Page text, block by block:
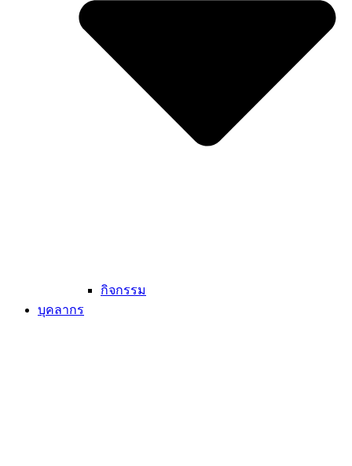
กิจกรรม
บุคลากร